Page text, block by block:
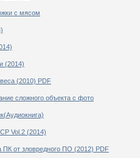
с мясом
(2014)
(2010) PDF
сложного объекта с фото
Vol.2 (2014)
ПК от зловредного ПО (2012) PDF